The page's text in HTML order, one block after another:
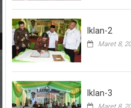
Iklan-2
Maret 8,
Iklan-3